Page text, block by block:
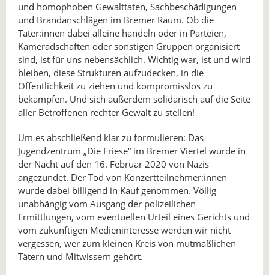
und homophoben Gewalttaten, Sachbeschädigungen
und Brandanschlägen im Bremer Raum. Ob die
Täter:innen dabei alleine handeln oder in Parteien,
Kameradschaften oder sonstigen Gruppen organisiert
sind, ist für uns nebensächlich. Wichtig war, ist und wird
bleiben, diese Strukturen aufzudecken, in die
Öffentlichkeit zu ziehen und kompromisslos zu
bekämpfen. Und sich außerdem solidarisch auf die Seite
aller Betroffenen rechter Gewalt zu stellen!
Um es abschließend klar zu formulieren: Das
Jugendzentrum „Die Friese“ im Bremer Viertel wurde in
der Nacht auf den 16. Februar 2020 von Nazis
angezündet. Der Tod von Konzertteilnehmer:innen
wurde dabei billigend in Kauf genommen. Völlig
unabhängig vom Ausgang der polizeilichen
Ermittlungen, vom eventuellen Urteil eines Gerichts und
vom zukünftigen Medieninteresse werden wir nicht
vergessen, wer zum kleinen Kreis von mutmaßlichen
Tätern und Mitwissern gehört.